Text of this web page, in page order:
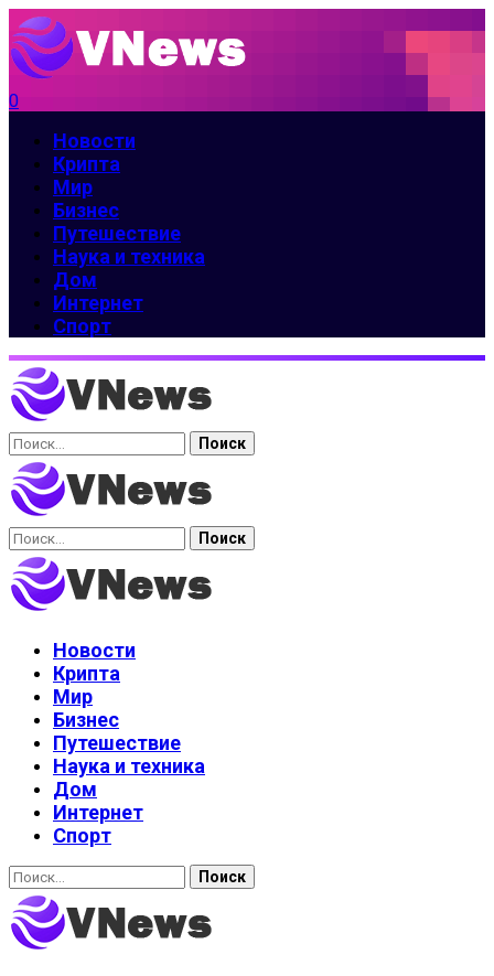
0
Новости
Крипта
Мир
Бизнес
Путешествие
Наука и техника
Дом
Интернет
Спорт
Найти:
Найти:
Новости
Крипта
Мир
Бизнес
Путешествие
Наука и техника
Дом
Интернет
Спорт
Найти: